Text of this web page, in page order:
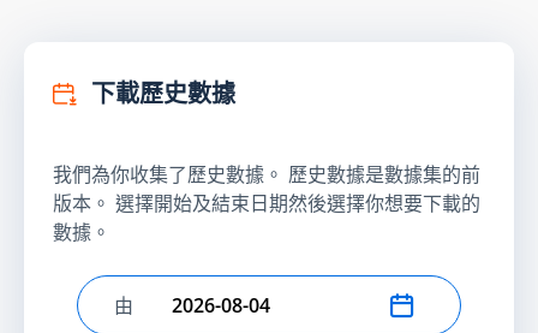
下載歷史數據
我們為你收集了歷史數據。 歷史數據是數據集的前
版本。 選擇開始及結束日期然後選擇你想要下載的
數據。
選擇開始日期
由